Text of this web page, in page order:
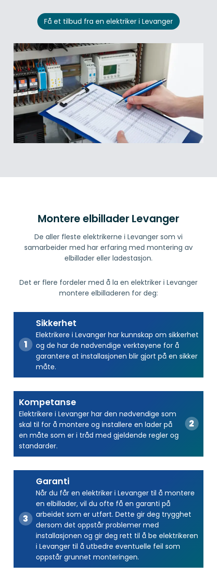
Få et tilbud fra en elektriker i Levanger
Montere elbillader Levanger
De aller fleste elektrikerne i Levanger som vi
samarbeider med har erfaring med montering av
elbillader eller ladestasjon.
Det er flere fordeler med å la en elektriker i Levanger
montere elbilladeren for deg:
Sikkerhet
Elektrikere i Levanger har kunnskap om sikkerhet
og de har de nødvendige verktøyene for å
garantere at installasjonen blir gjort på en sikker
måte.
Kompetanse
Elektrikere i Levanger har den nødvendige som
skal til for å montere og installere en lader på
en måte som er i tråd med gjeldende regler og
standarder.
Garanti
Når du får en elektriker i Levanger til å montere
en elbillader, vil du ofte få en garanti på
arbeidet som er utført. Dette gir deg trygghet
dersom det oppstår problemer med
installasjonen og gir deg rett til å be elektrikeren
i Levanger til å utbedre eventuelle feil som
oppstår grunnet monteringen.